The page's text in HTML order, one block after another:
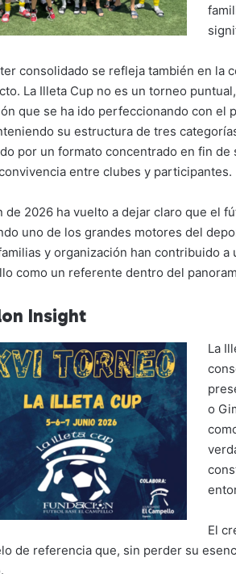
consolidado se refleja también en la
La Illeta Cup no es un torneo
que se ha ido perfeccionando con el
su estructura de tres
por un formato concentrado en fin de
entre clubes y participantes.
de 2026 ha vuelto a dejar claro que el
uno de los grandes motores del
y organización han contribuido
como un referente dentro del
Insight
La
o
El
de referencia que, sin perder su